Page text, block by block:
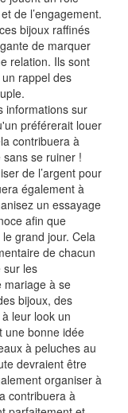
de l’engagement.
bijoux raffinés
de marquer
relation. Ils sont
rappel des
informations sur
préférerait louer
contribuera à
se ruiner !
de l’argent pour
également à
un essayage
afin que
grand jour. Cela
de chacun
sur les
mariage à se
bijoux, des
leur look un
une bonne idée
à peluches au
devraient être
organiser à
contribuera à